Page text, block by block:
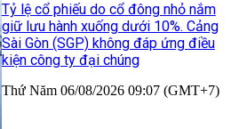
Tỷ lệ cổ phiếu do cổ đông nhỏ nắm
giữ lưu hành xuống dưới 10%. Cảng
Sài Gòn (SGP) không đáp ứng điều
kiện công ty đại chúng
Thứ Năm 06/08/2026 09:07 (GMT+7)